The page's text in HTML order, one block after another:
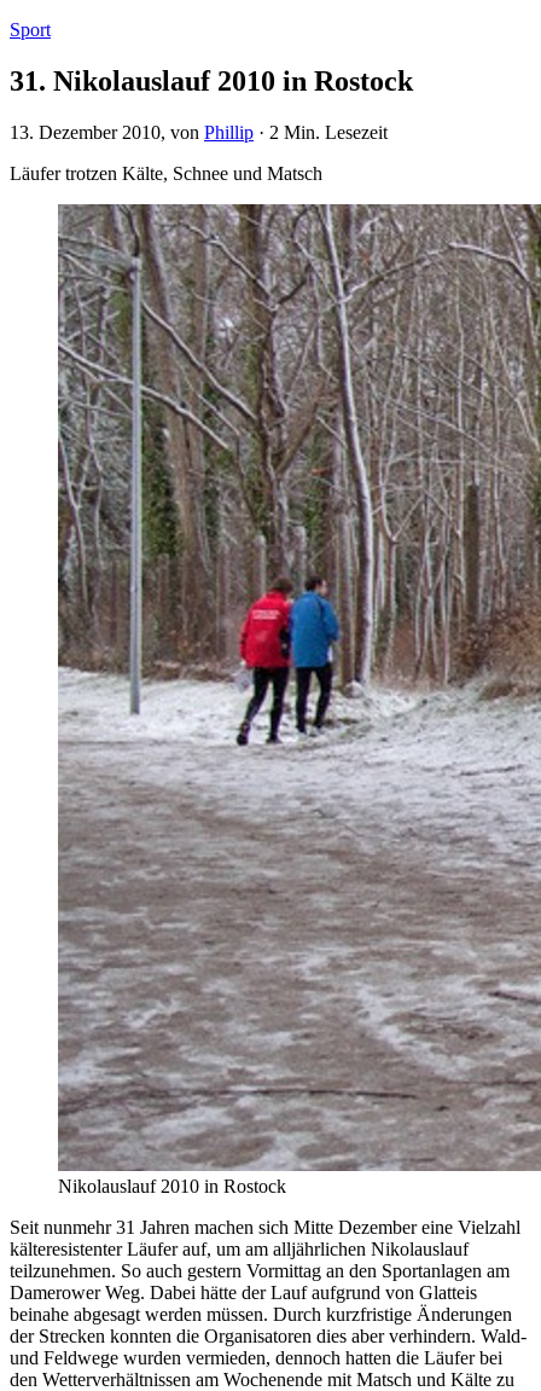
Sport
31. Nikolauslauf 2010 in Rostock
13. Dezember 2010, von Phillip · 2 Min. Lesezeit
Läufer trotzen Kälte, Schnee und Matsch
Nikolauslauf 2010 in Rostock
Seit nunmehr 31 Jahren machen sich Mitte Dezember eine Vielzahl
kälteresistenter Läufer auf, um am alljährlichen Nikolauslauf
teilzunehmen. So auch gestern Vormittag an den Sportanlagen am
Damerower Weg. Dabei hätte der Lauf aufgrund von Glatteis
beinahe abgesagt werden müssen. Durch kurzfristige Änderungen
der Strecken konnten die Organisatoren dies aber verhindern. Wald-
und Feldwege wurden vermieden, dennoch hatten die Läufer bei
den Wetterverhältnissen am Wochenende mit Matsch und Kälte zu